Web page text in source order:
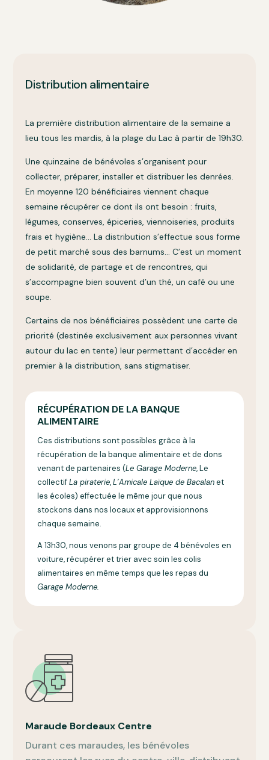
Distribution alimentaire
La première distribution alimentaire de la semaine a
lieu tous les mardis, à la plage du Lac à partir de 19h30.
Une quinzaine de bénévoles s’organisent pour
collecter, préparer, installer et distribuer les denrées.
En moyenne 120 bénéficiaires viennent chaque
semaine récupérer ce dont ils ont besoin : fruits,
légumes, conserves, épiceries, viennoiseries, produits
frais et hygiène… La distribution s’effectue sous forme
de petit marché sous des barnums… C’est un moment
de solidarité, de partage et de rencontres, qui
s’accompagne bien souvent d’un thé, un café ou une
soupe.
Certains de nos bénéficiaires possèdent une carte de
priorité (destinée exclusivement aux personnes vivant
autour du lac en tente) leur permettant d’accéder en
premier à la distribution, sans stigmatiser.
RÉCUPÉRATION DE LA BANQUE
ALIMENTAIRE
Ces distributions sont possibles grâce à la
récupération de la banque alimentaire et de dons
venant de partenaires (Le Garage Moderne, Le
collectifLa piraterie,L’Amicale Laïque de Bacalanet
les écoles) effectuée le même jour que nous
stockons dans nos locaux et approvisionnons
chaque semaine.
A 13h30, nous venons par groupe de 4 bénévoles en
voiture, récupérer et trier avec soin les colis
alimentaires en même temps que les repas du
Garage Moderne.
Maraude Bordeaux Centre
Durant ces maraudes, les bénévoles